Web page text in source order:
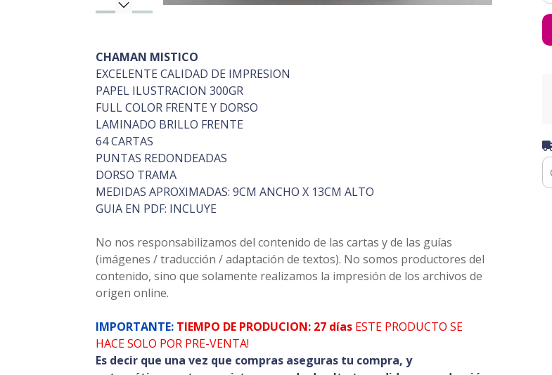
CHAMAN MISTICO
EXCELENTE CALIDAD DE IMPRESION
PAPEL ILUSTRACION 300GR
FULL COLOR FRENTE Y DORSO
LAMINADO BRILLO FRENTE
64 CARTAS
PUNTAS REDONDEADAS
DORSO TRAMA
MEDIDAS APROXIMADAS: 9CM ANCHO X 13CM ALTO
GUIA EN PDF: INCLUYE
No nos responsabilizamos del contenido de las cartas y de las guías
(imágenes / traducción / adaptación de textos). No somos productores del
contenido, sino que solamente realizamos la impresión de los archivos de
origen online.
IMPORTANTE: TIEMPO DE PRODUCION: 27 días ESTE PRODUCTO SE
HACE SOLO POR PRE-VENTA!
Es decir que una vez que compras aseguras tu compra, y